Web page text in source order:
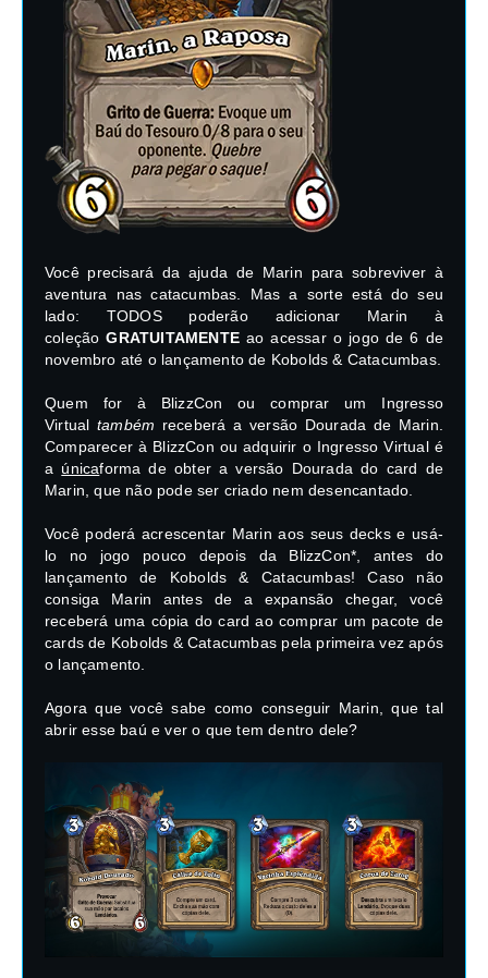
Você precisará da ajuda de Marin para sobreviver à
aventura nas catacumbas. Mas a sorte está do seu
lado: TODOS poderão adicionar Marin à
coleçãoGRATUITAMENTEao acessar o jogo de 6 de
novembro até o lançamento de Kobolds & Catacumbas.
Quem for à BlizzCon ou comprar um Ingresso
Virtualtambém receberá a versão Dourada de Marin.
Comparecer à BlizzCon ou adquirir o Ingresso Virtual é
a únicaforma de obter a versão Dourada do card de
Marin, que não pode ser criado nem desencantado.
Você poderá acrescentar Marin aos seus decks e usá-
lo no jogo pouco depois da BlizzCon*, antes do
lançamento de Kobolds & Catacumbas! Caso não
consiga Marin antes de a expansão chegar, você
receberá uma cópia do card ao comprar um pacote de
cards de Kobolds & Catacumbas pela primeira vez após
o lançamento.
Agora que você sabe como conseguir Marin, que tal
abrir esse baú e ver o que tem dentro dele?